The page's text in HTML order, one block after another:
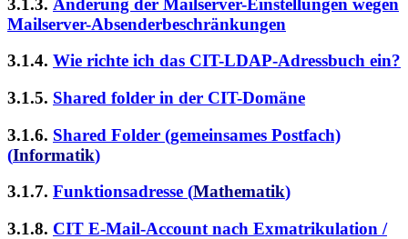
Mailserver-Absenderbeschränkungen
3.1.4. Wie richte ich das CIT-LDAP-Adressbuch ein?
3.1.5. Shared folder in der CIT-Domäne
3.1.6. Shared Folder (gemeinsames Postfach)
(Informatik)
3.1.7. Funktionsadresse (Mathematik)
3.1.8. CIT E-Mail-Account nach Exmatrikulation /